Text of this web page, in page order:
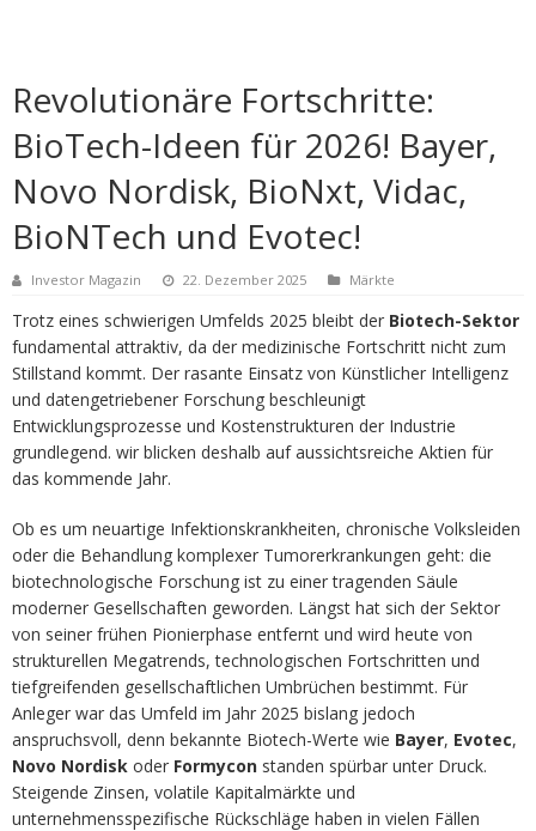
Revolutionäre Fortschritte:
BioTech-Ideen für 2026! Bayer,
Novo Nordisk, BioNxt, Vidac,
BioNTech und Evotec!
Investor Magazin 22. Dezember 2025 Märkte
Trotz eines schwierigen Umfelds 2025 bleibt der Biotech-Sektor
fundamental attraktiv, da der medizinische Fortschritt nicht zum
Stillstand kommt. Der rasante Einsatz von Künstlicher Intelligenz
und datengetriebener Forschung beschleunigt
Entwicklungsprozesse und Kostenstrukturen der Industrie
grundlegend. wir blicken deshalb auf aussichtsreiche Aktien für
das kommende Jahr.
Ob es um neuartige Infektionskrankheiten, chronische Volksleiden
oder die Behandlung komplexer Tumorerkrankungen geht: die
biotechnologische Forschung ist zu einer tragenden Säule
moderner Gesellschaften geworden. Längst hat sich der Sektor
von seiner frühen Pionierphase entfernt und wird heute von
strukturellen Megatrends, technologischen Fortschritten und
tiefgreifenden gesellschaftlichen Umbrüchen bestimmt. Für
Anleger war das Umfeld im Jahr 2025 bislang jedoch
anspruchsvoll, denn bekannte Biotech-Werte wie Bayer, Evotec,
Novo Nordisk oder Formycon standen spürbar unter Druck.
Steigende Zinsen, volatile Kapitalmärkte und
unternehmensspezifische Rückschläge haben in vielen Fällen